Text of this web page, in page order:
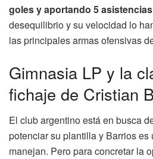
goles y aportando 5 asistencias
desequilibrio y su velocidad lo
las principales armas ofensivas
Gimnasia LP y la
fichaje de Cristian
El club argentino está en busca
potenciar su plantilla y Barrios
manejan. Pero para concretar la